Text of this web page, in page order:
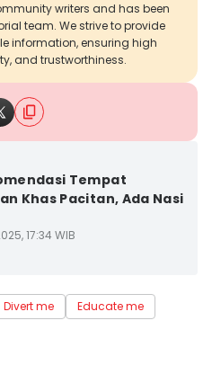
writers and has been
team. We strive to provide
information, ensuring high
and trustworthiness.
Tempat
Khas Pacitan, Ada Nasi
17:34 WIB
Divert me Educate me